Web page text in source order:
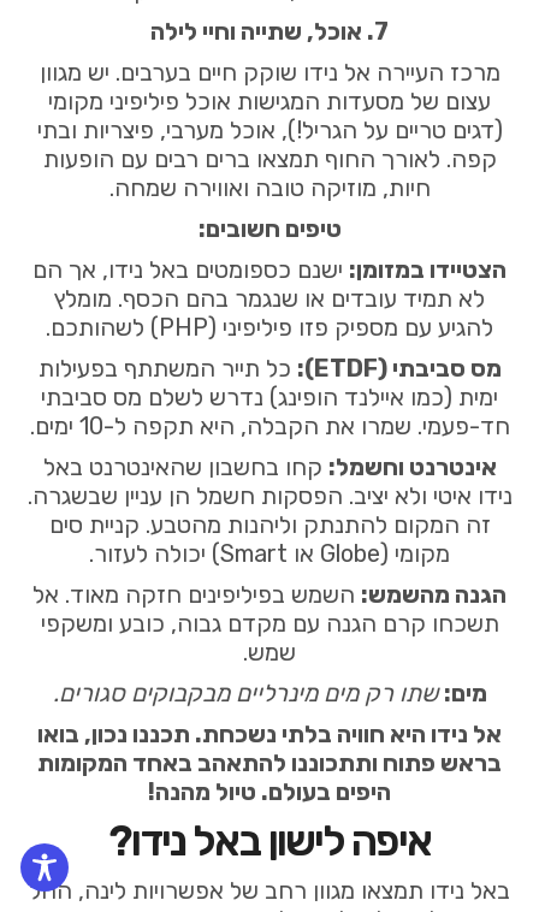
7. אוכל, שתייה וחיי לילה
מרכז העיירה אל נידו שוקק חיים בערבים. יש מגוון
עצום של מסעדות המגישות אוכל פיליפיני מקומי
(דגים טריים על הגריל!), אוכל מערבי, פיצריות ובתי
קפה. לאורך החוף תמצאו ברים רבים עם הופעות
חיות, מוזיקה טובה ואווירה שמחה.
טיפים חשובים:
הצטיידו במזומן: ישנם כספומטים באל נידו, אך הם
לא תמיד עובדים או שנגמר בהם הכסף. מומלץ
להגיע עם מספיק פזו פיליפיני (PHP) לשהותכם.
מס סביבתי (ETDF):
כל תייר המשתתף בפעילות
ימית (כמו איילנד הופינג) נדרש לשלם מס סביבתי
חד-פעמי. שמרו את הקבלה, היא תקפה ל-10 ימים.
אינטרנט וחשמל: קחו בחשבון שהאינטרנט באל
נידו איטי ולא יציב. הפסקות חשמל הן עניין שבשגרה.
זה המקום להתנתק וליהנות מהטבע. קניית סים
מקומי (Globe או Smart) יכולה לעזור.
הגנה מהשמש: השמש בפיליפינים חזקה מאוד. אל
תשכחו קרם הגנה עם מקדם גבוה, כובע ומשקפי
שמש.
מים: שתו רק מים מינרליים מבקבוקים סגורים.
אל נידו היא חוויה בלתי נשכחת. תכננו נכון, בואו
בראש פתוח ותתכוננו להתאהב באחד המקומות
היפים בעולם. טיול מהנה!
איפה לישון באל נידו?
באל נידו תמצאו מגוון רחב של אפשרויות לינה, החל